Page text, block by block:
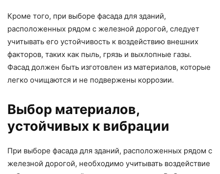
Кроме того, при выборе фасада для зданий,
расположенных рядом с железной дорогой, следует
учитывать его устойчивость к воздействию внешних
факторов, таких как пыль, грязь и выхлопные газы.
Фасад должен быть изготовлен из материалов, которые
легко очищаются и не подвержены коррозии.
Выбор материалов,
устойчивых к вибрации
При выборе фасада для зданий, расположенных рядом с
железной дорогой, необходимо учитывать воздействие